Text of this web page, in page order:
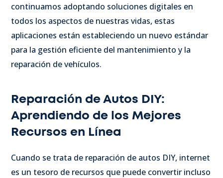
continuamos adoptando soluciones digitales en
todos los aspectos de nuestras vidas, estas
aplicaciones están estableciendo un nuevo estándar
para la gestión eficiente del mantenimiento y la
reparación de vehículos.
Reparación de Autos DIY:
Aprendiendo de los Mejores
Recursos en Línea
Cuando se trata de reparación de autos DIY, internet
es un tesoro de recursos que puede convertir incluso